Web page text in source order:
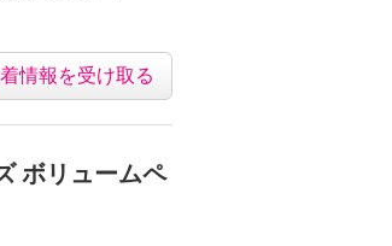
情報を受け取る
ボリュームペ